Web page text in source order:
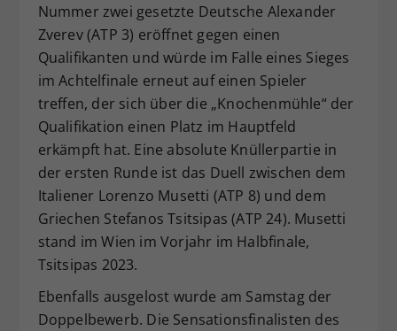
Nummer zwei gesetzte Deutsche Alexander
Zverev (ATP 3) eröffnet gegen einen
Qualifikanten und würde im Falle eines Sieges
im Achtelfinale erneut auf einen Spieler
treffen, der sich über die „Knochenmühle“ der
Qualifikation einen Platz im Hauptfeld
erkämpft hat. Eine absolute Knüllerpartie in
der ersten Runde ist das Duell zwischen dem
Italiener Lorenzo Musetti (ATP 8) und dem
Griechen Stefanos Tsitsipas (ATP 24). Musetti
stand im Wien im Vorjahr im Halbfinale,
Tsitsipas 2023.
Ebenfalls ausgelost wurde am Samstag der
Doppelbewerb. Die Sensationsfinalisten des